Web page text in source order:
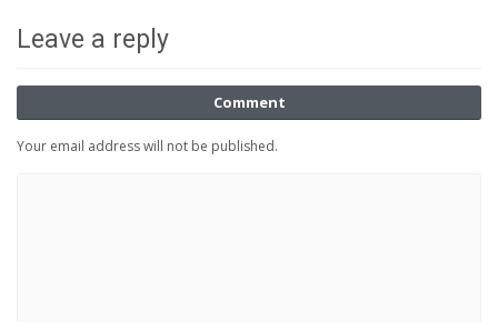
Leave a reply
Comment
Your email address will not be published.